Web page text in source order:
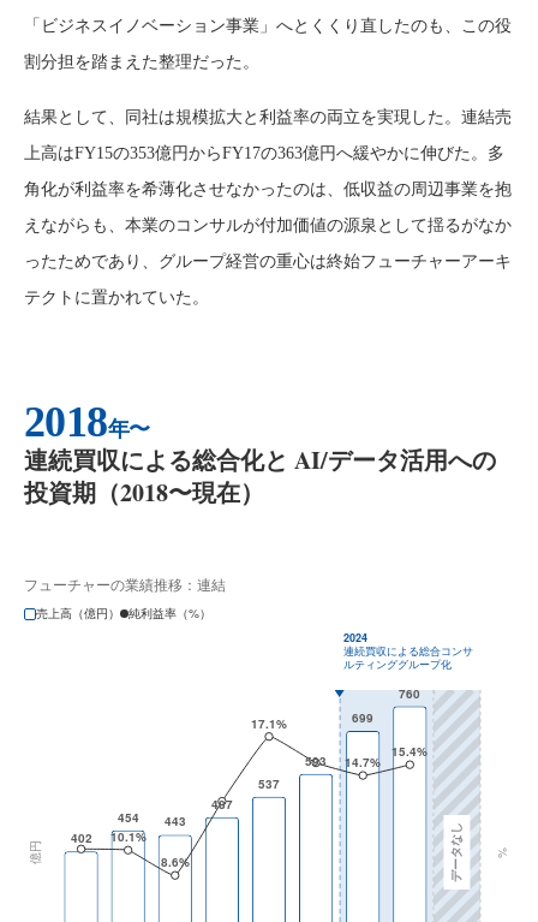
「ビジネスイノベーション事業」へとくくり直したのも、この役
割分担を踏まえた整理だった。
結果として、同社は規模拡大と利益率の両立を実現した。連結売
上高はFY15の353億円からFY17の363億円へ緩やかに伸びた。多
角化が利益率を希薄化させなかったのは、低収益の周辺事業を抱
えながらも、本業のコンサルが付加価値の源泉として揺るがなか
ったためであり、グループ経営の重心は終始フューチャーアーキ
テクトに置かれていた。
2018年〜
連続買収による総合化と AI/データ活用への
投資期（2018〜現在）
フューチャーの業績推移：連結
売上高（億円）
純利益率（%）